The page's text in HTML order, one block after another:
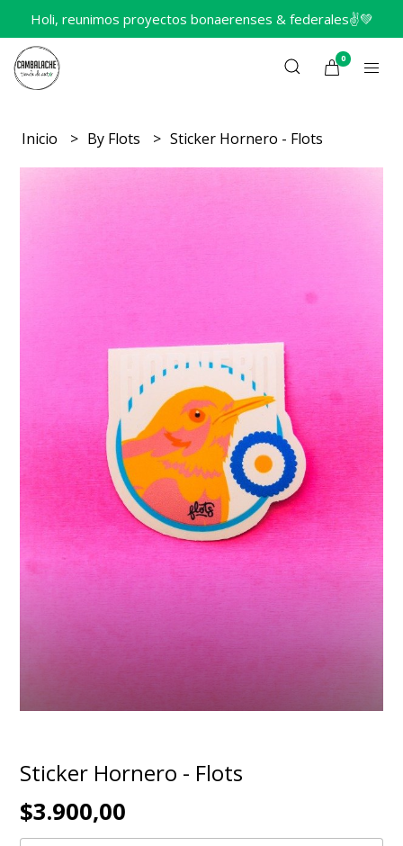
Holi, reunimos proyectos bonaerenses & federales✌️💚
0
Inicio By Flots Sticker Hornero - Flots
Sticker Hornero - Flots
$3.900,00